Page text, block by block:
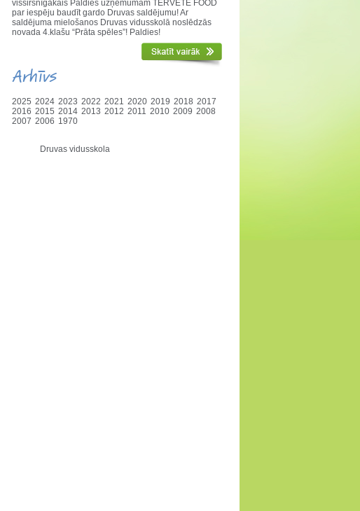
vissirsnīgākais Paldies uzņēmumam TĒRVETE FOOD
par iespēju baudīt gardo Druvas saldējumu! Ar
saldējuma mielošanos Druvas vidusskolā noslēdzās
novada 4.klašu “Prāta spēles”! Paldies!
Arhīvs
2025 2024 2023 2022 2021 2020 2019 2018 2017
2016 2015 2014 2013 2012 2011 2010 2009 2008
2007 2006 1970
Druvas vidusskola